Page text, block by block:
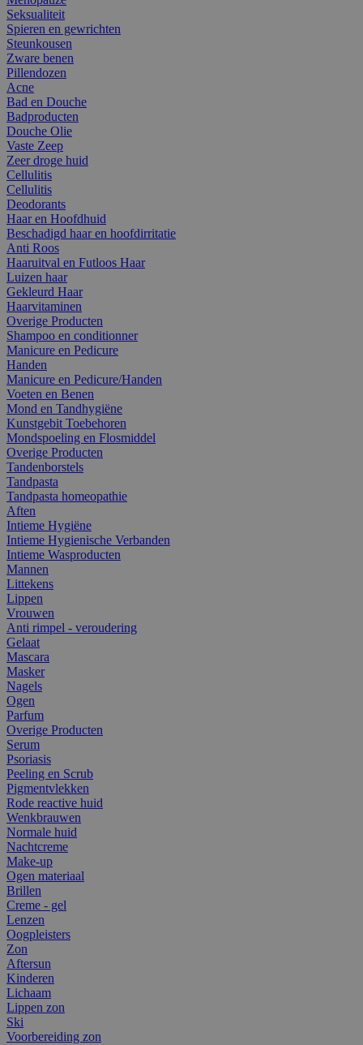
Seksualiteit
Spieren en gewrichten
Steunkousen
Zware benen
Pillendozen
Acne
Bad en Douche
Badproducten
Douche Olie
Vaste Zeep
Zeer droge huid
Cellulitis
Cellulitis
Deodorants
Haar en Hoofdhuid
Beschadigd haar en hoofdirritatie
Anti Roos
Haaruitval en Futloos Haar
Luizen haar
Gekleurd Haar
Haarvitaminen
Overige Producten
Shampoo en conditionner
Manicure en Pedicure
Handen
Manicure en Pedicure/Handen
Voeten en Benen
Mond en Tandhygiëne
Kunstgebit Toebehoren
Mondspoeling en Flosmiddel
Overige Producten
Tandenborstels
Tandpasta
Tandpasta homeopathie
Aften
Intieme Hygiëne
Intieme Hygienische Verbanden
Intieme Wasproducten
Mannen
Littekens
Lippen
Vrouwen
Anti rimpel - veroudering
Gelaat
Mascara
Masker
Nagels
Ogen
Parfum
Overige Producten
Serum
Psoriasis
Peeling en Scrub
Pigmentvlekken
Rode reactive huid
Wenkbrauwen
Normale huid
Nachtcreme
Make-up
Ogen materiaal
Brillen
Creme - gel
Lenzen
Oogpleisters
Zon
Aftersun
Kinderen
Lichaam
Lippen zon
Ski
Voorbereiding zon